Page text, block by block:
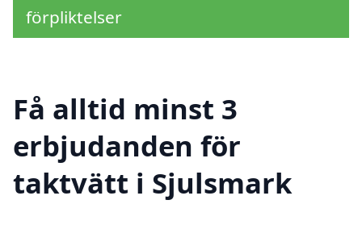
förpliktelser
Få alltid minst 3
erbjudanden för
taktvätt i Sjulsmark